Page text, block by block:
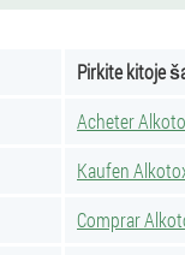
Pirkite kitoje
Acheter
Kaufen
Comprar